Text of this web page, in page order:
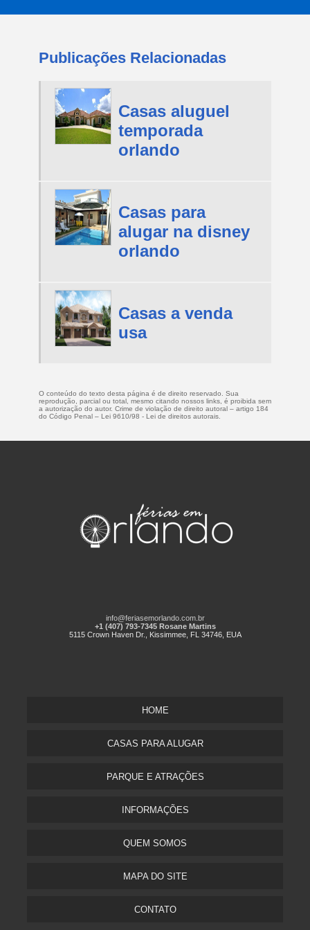
Publicações Relacionadas
Casas aluguel
temporada
orlando
Casas para
alugar na disney
orlando
Casas a venda
usa
O conteúdo do texto desta página é de direito reservado. Sua
reprodução, parcial ou total, mesmo citando nossos links, é proibida sem
a autorização do autor. Crime de violação de direito autoral – artigo 184
do Código Penal – Lei 9610/98 - Lei de direitos autorais
info@feriasemorlando.com.br
+1 (407) 793-7345 Rosane Martins
5115 Crown Haven Dr., Kissimmee, FL 34746, EUA
HOME
CASAS PARA ALUGAR
PARQUE E ATRAÇÕES
INFORMAÇÕES
QUEM SOMOS
MAPA DO SITE
CONTATO